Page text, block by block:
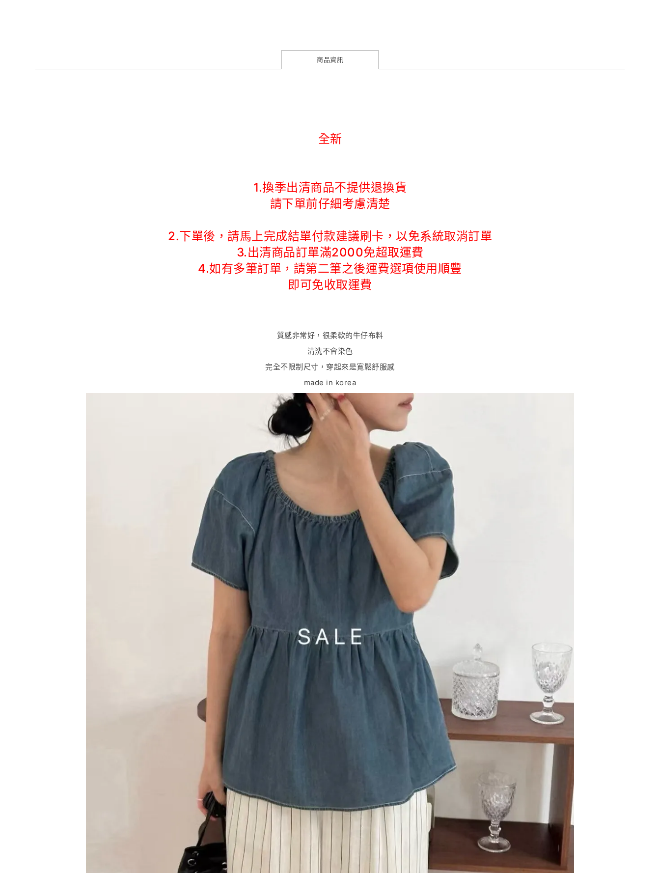
商品資訊
全新
1.換季出清商品不提供退換貨
請下單前仔細考慮清楚
2.下單後，請馬上完成結單付款建議刷卡，以免系統取消訂單
3.出清商品訂單滿2000免超取運費
4.如有多筆訂單，請第二筆之後運費選項使用順豐
即可免收取運費
質感非常好，很柔軟的牛仔布料
清洗不會染色
完全不限制尺寸，穿起來是寬鬆舒服感
made in korea